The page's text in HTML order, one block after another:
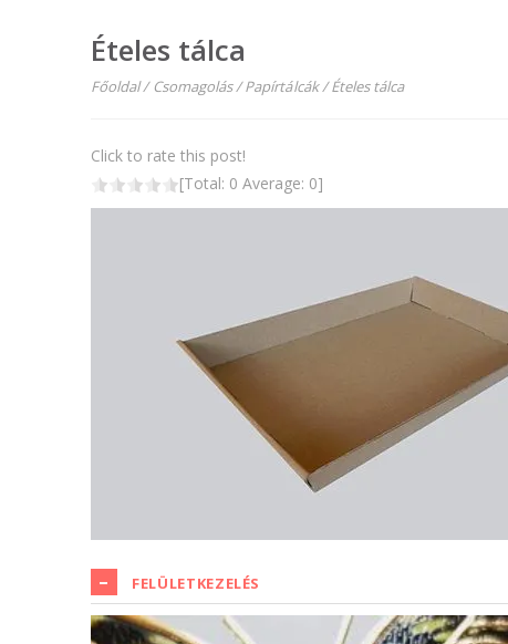
Ételes tálca
Főoldal/ Csomagolás/Papírtálcák/Ételes tálca
Click to rate this post!
[Total: 0 Average: 0]
FELÜLETKEZELÉS